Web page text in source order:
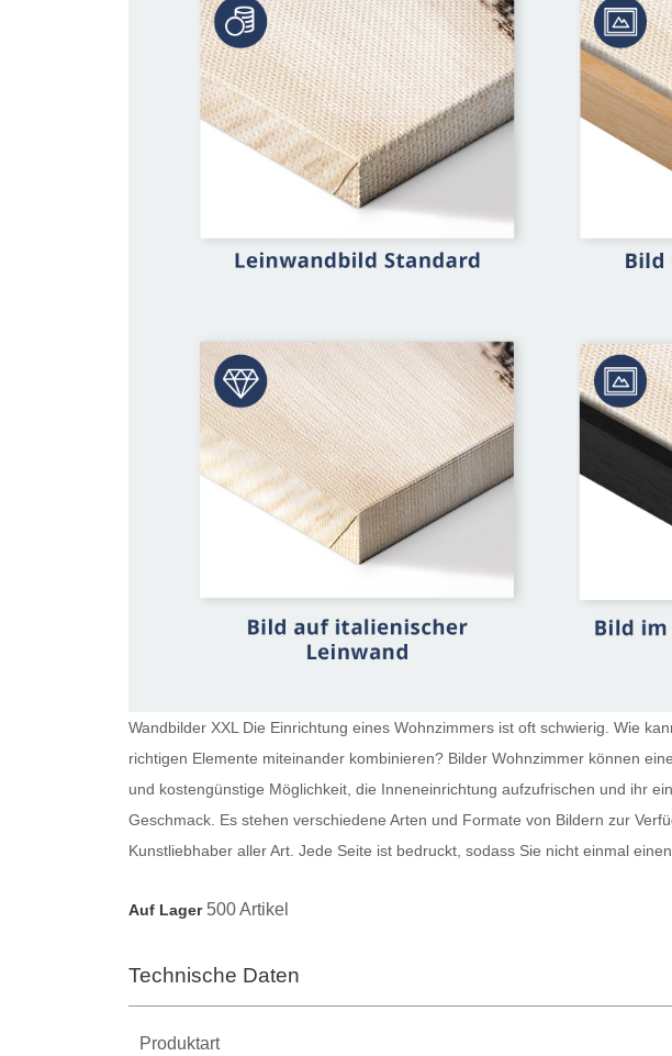
Wandbilder XXL Die Einrichtung eines Wohnzimmers ist oft schwierig. Wie
richtigen Elemente miteinander kombinieren? Bilder Wohnzimmer können
und kostengünstige Möglichkeit, die Inneneinrichtung aufzufrischen und ihr
Geschmack. Es stehen verschiedene Arten und Formate von Bildern zur
Kunstliebhaber aller Art. Jede Seite ist bedruckt, sodass Sie nicht einmal
Auf Lager 500 Artikel
Technische Daten
Produktart